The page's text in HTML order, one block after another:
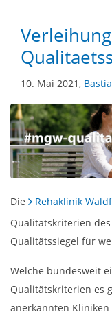
10. Mai 2021,
Die Rehaklinik
Qualitätskriterien
Qualitätssiegel für
Welche bundesweit
Qualitätskriterien es
anerkannten